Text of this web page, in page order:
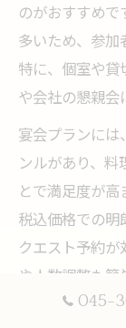
のがおすすめ
多いため、参加
特に、個室や
や会社の懇親会
宴会プランには
ンルがあり、
とで満足度が
税込価格での明
クエスト予約が
や人数調整も簡
失敗を防ぐた
045-